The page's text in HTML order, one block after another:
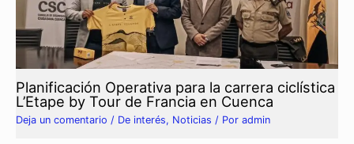
Planificación Operativa para la carrera ciclística
L’Etape by Tour de Francia en Cuenca
Deja un comentario / De interés, Noticias / Por admin